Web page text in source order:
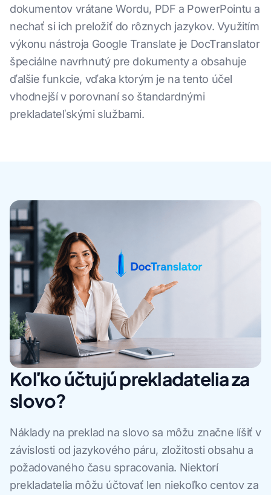
dokumentov vrátane Wordu, PDF a PowerPointu a
nechať si ich preložiť do rôznych jazykov. Využitím
výkonu nástroja Google Translate je DocTranslator
špeciálne navrhnutý pre dokumenty a obsahuje
ďalšie funkcie, vďaka ktorým je na tento účel
vhodnejší v porovnaní so štandardnými
prekladateľskými službami.
Koľko účtujú prekladatelia za
slovo?
Náklady na preklad na slovo sa môžu značne líšiť v
závislosti od jazykového páru, zložitosti obsahu a
požadovaného času spracovania. Niektorí
prekladatelia môžu účtovať len niekoľko centov za